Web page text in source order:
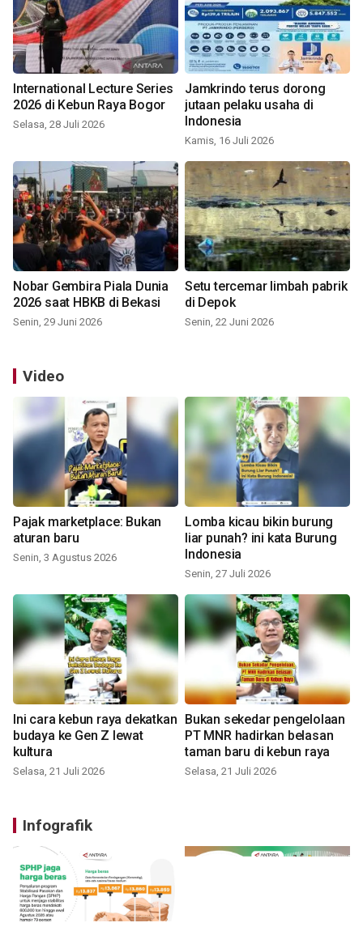
International Lecture Series
2026 di Kebun Raya Bogor
Selasa, 28 Juli 2026
Jamkrindo terus dorong
jutaan pelaku usaha di
Indonesia
Kamis, 16 Juli 2026
Nobar Gembira Piala Dunia
2026 saat HBKB di Bekasi
Senin, 29 Juni 2026
Setu tercemar limbah pabrik
di Depok
Senin, 22 Juni 2026
Video
Pajak marketplace: Bukan
aturan baru
Senin, 3 Agustus 2026
Lomba kicau bikin burung
liar punah? ini kata Burung
Indonesia
Senin, 27 Juli 2026
Ini cara kebun raya dekatkan
budaya ke Gen Z lewat
kultura
Selasa, 21 Juli 2026
Bukan sekedar pengelolaan
PT MNR hadirkan belasan
taman baru di kebun raya
Selasa, 21 Juli 2026
Infografik